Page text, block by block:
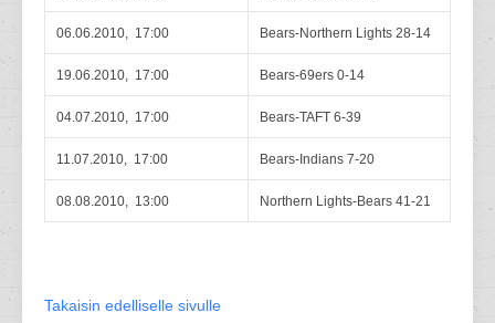
06.06.2010, 17:00 Bears-Northern Lights 28-14
19.06.2010, 17:00 Bears-69ers 0-14
04.07.2010, 17:00 Bears-TAFT 6-39
11.07.2010, 17:00 Bears-Indians 7-20
08.08.2010, 13:00 Northern Lights-Bears 41-21
Takaisin edelliselle sivulle